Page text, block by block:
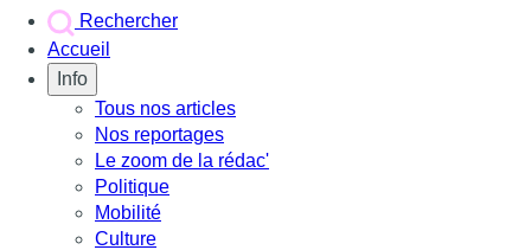
Rechercher
Accueil
Info
Tous nos articles
Nos reportages
Le zoom de la rédac'
Politique
Mobilité
Culture